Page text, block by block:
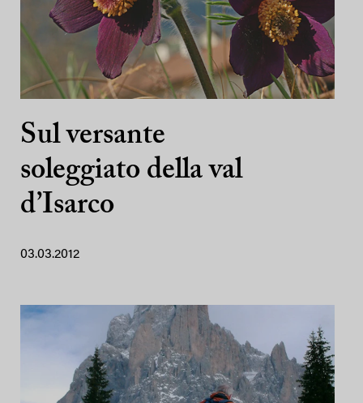
Sul versante
soleggiato della val
d’Isarco
03.03.2012